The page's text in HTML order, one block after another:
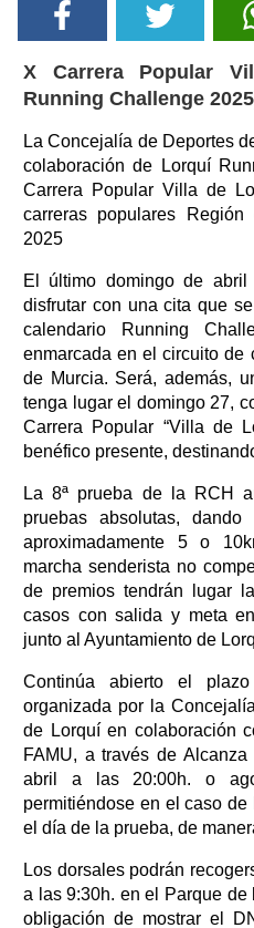
X Carrera Popular
Running Challenge
La Concejalía de Deportes
colaboración de Lorquí
Carrera Popular Villa de
carreras populares
2025
El último domingo de
disfrutar con una cita que
calendario Running
enmarcada en el circuito de
de Murcia. Será, además,
tenga lugar el domingo 27,
Carrera Popular “Villa de
benéfico presente,
La 8ª prueba de la RCH
pruebas absolutas,
aproximadamente 5 o
marcha senderista no
de premios tendrán lugar
casos con salida y meta
junto al Ayuntamiento de
Continúa abierto el
organizada por la
de Lorquí en colaboración
FAMU, a través de
abril a las 20:00h. o
permitiéndose en el caso
el día de la prueba, de
Los dorsales podrán
a las 9:30h. en el Parque
obligación de mostrar el